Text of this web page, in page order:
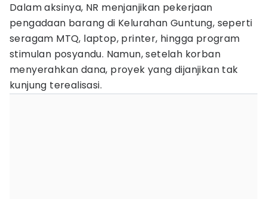
Dalam aksinya, NR menjanjikan pekerjaan
pengadaan barang di Kelurahan Guntung, seperti
seragam MTQ, laptop, printer, hingga program
stimulan posyandu. Namun, setelah korban
menyerahkan dana, proyek yang dijanjikan tak
kunjung terealisasi.